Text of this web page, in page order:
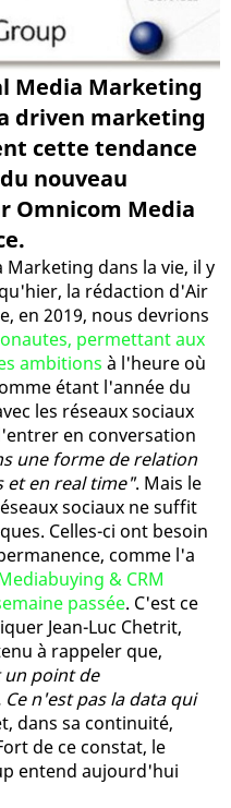
Media Marketing
driven marketing
cette tendance
nouveau
Omnicom Media
Marketing dans la vie, il y
la rédaction d'Air
en 2019, nous devrions
permettant aux
ambitions à l'heure où
étant l'année du
les réseaux sociaux
en conversation
une forme de relation
et en real time". Mais le
sociaux ne suffit
Celles-ci ont besoin
comme l'a
& CRM
passée. C'est ce
Jean-Luc Chetrit,
à rappeler que,
un point de
n'est pas la data qui
dans sa continuité,
de ce constat, le
entend aujourd'hui